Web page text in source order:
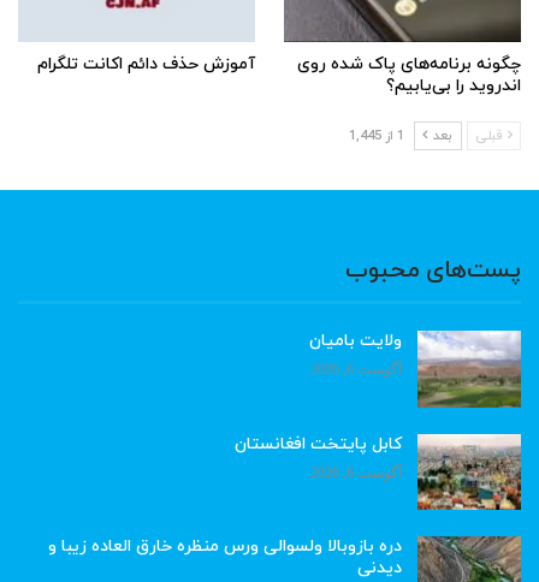
چگونه برنامه‌های پاک شده روی
اندروید را بی‌یابیم؟
آموزش حذف دائم اکانت تلگرام
قبلی بعد 1 از 1,445
پست‌های محبوب
ولایت بامیان
آگوست 6, 2026
کابل پایتخت افغانستان
آگوست 6, 2026
دره بازوبالا ولسوالی ورس منظره خارق العاده زیبا و
دیدنی